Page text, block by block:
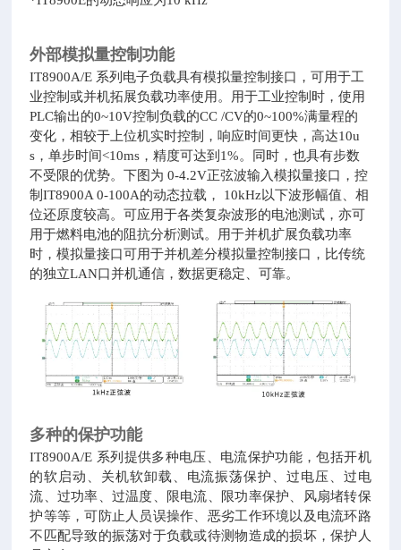
外部模拟量控制功能
IT8900A/E 系列电子负载具有模拟量控制接口，可用于工
业控制或并机拓展负载功率使用。用于工业控制时，使用
PLC输出的0~10V控制负载的CC /CV的0~100%满量程的
变化，相较于上位机实时控制，响应时间更快，高达10u
s，单步时间<10ms，精度可达到1%。同时，也具有步数
不受限的优势。下图为 0-4.2V正弦波输入模拟量接口，控
制IT8900A 0-100A的动态拉载， 10kHz以下波形幅值、相
位还原度较高。可应用于各类复杂波形的电池测试，亦可
用于燃料电池的阻抗分析测试。用于并机扩展负载功率
时，模拟量接口可用于并机差分模拟量控制接口，比传统
的独立LAN口并机通信，数据更稳定、可靠。
多种的保护功能
IT8900A/E 系列提供多种电压、电流保护功能，包括开机
的软启动、关机软卸载、电流振荡保护、过电压、过电
流、过功率、过温度、限电流、限功率保护、风扇堵转保
护等等，可防止人员误操作、恶劣工作环境以及电流环路
不匹配导致的振荡对于负载或待测物造成的损坏，保护人